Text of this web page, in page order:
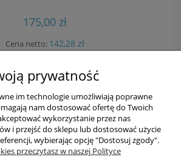
175,00 zł
Cena netto: 142,28 zł
DO KOSZYKA
prywatność
im technologie umożliwiają poprawne
nam dostosować ofertę do Twoich
wykorzystanie przez nas
i przejść do sklepu lub dostosować użycie
wybierając opcję "Dostosuj zgody".
przeczytasz w naszej Polityce